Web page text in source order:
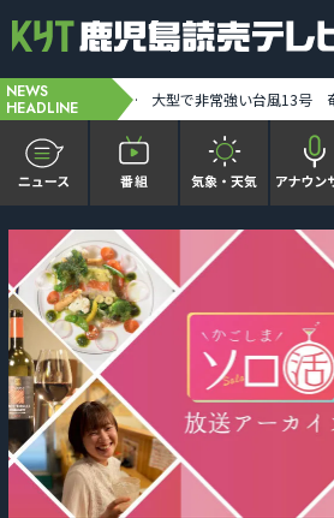
NEWS
HEADLINE
かごピタ FAMILIAR
KYT news every かごしま
かごしまソロ活
It推しTV
番組表を見る